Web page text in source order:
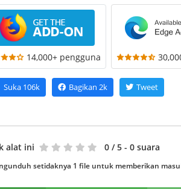
14,000+ pengguna
Suka 106k Bagikan 2k Tweet
alat ini 0 / 5 - 0 suara
setidaknya 1 file untuk memberikan